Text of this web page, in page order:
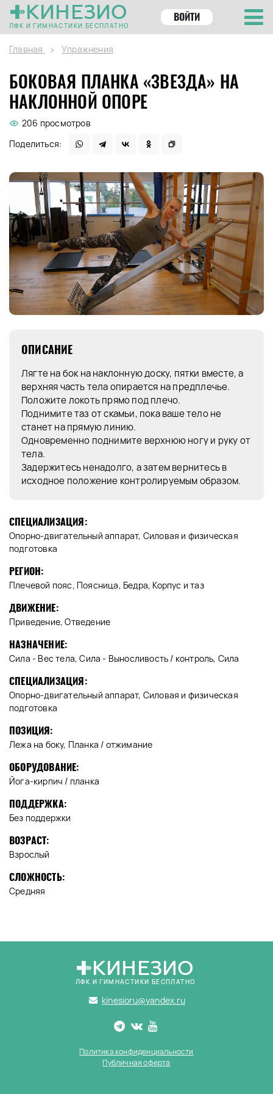
КИНЕЗИО
ЛФК И ГИМНАСТИКИ БЕСПЛАТНО
ВОЙТИ
Главная Упражнения
БОКОВАЯ ПЛАНКА «ЗВЕЗДА» НА
НАКЛОННОЙ ОПОРЕ
206 просмотров
Поделиться:
ОПИСАНИЕ
Лягте на бок на наклонную доску, пятки вместе, а
верхняя часть тела опирается на предплечье.
Положите локоть прямо под плечо.
Поднимите таз от скамьи, пока ваше тело не
станет на прямую линию.
Одновременно поднимите верхнюю ногу и руку от
тела.
Задержитесь ненадолго, а затем вернитесь в
исходное положение контролируемым образом.
СПЕЦИАЛИЗАЦИЯ:
Опорно-двигательный аппарат, Силовая и физическая
подготовка
РЕГИОН:
Плечевой пояс, Поясница, Бедра, Корпус и таз
ДВИЖЕНИЕ:
Приведение, Отведение
НАЗНАЧЕНИЕ:
Сила - Вес тела, Сила - Выносливость / контроль, Сила
СПЕЦИАЛИЗАЦИЯ:
Опорно-двигательный аппарат, Силовая и физическая
подготовка
ПОЗИЦИЯ:
Лежа на боку, Планка / отжимание
ОБОРУДОВАНИЕ:
Йога-кирпич / планка
ПОДДЕРЖКА:
Без поддержки
ВОЗРАСТ:
Взрослый
СЛОЖНОСТЬ:
Средняя
КИНЕЗИО
ЛФК И ГИМНАСТИКИ БЕСПЛАТНО
kinesioru@yandex.ru
Политика конфиденциальности
Публичная оферта